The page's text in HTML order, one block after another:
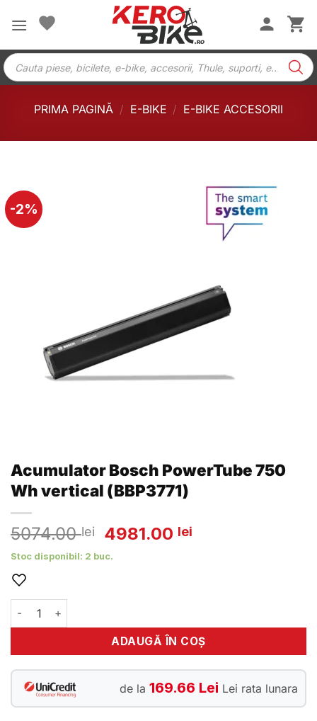
Products
search
PRIMA PAGINĂ / E-BIKE / E-BIKE ACCESORII
-2%
Acumulator Bosch PowerTube 750
Wh vertical (BBP3771)
5074.00lei
Prețul
inițial
4981.00 lei
Stoc disponibil: 2 buc.
Cantitate Acumulator Bosch PowerTube 750 Wh vertical
ADAUGĂ ÎN COȘ
de la 169.66 Lei Lei rata lunara